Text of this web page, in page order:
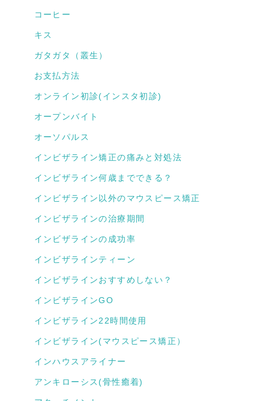
コーヒー
キス
ガタガタ（叢生）
お支払方法
オンライン初診(インスタ初診)
オープンバイト
オーソパルス
インビザライン矯正の痛みと対処法
インビザライン何歳までできる？
インビザライン以外のマウスピース矯正
インビザラインの治療期間
インビザラインの成功率
インビザラインティーン
インビザラインおすすめしない？
インビザラインGO
インビザライン22時間使用
インビザライン(マウスピース矯正）
インハウスアライナー
アンキローシス(骨性癒着)